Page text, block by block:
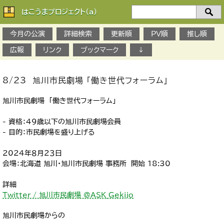
はこうまプロジェクト(a)
今月の公演
詳細検索 更新順 PV順 推し順
広報 リンク ブックマーク ↓
8/23 旭川市民劇場 「働き世代フォーラム」
旭川市民劇場 「働き世代フォーラム」
- 資格：４９歳以下の旭川市民劇場会員
- 目的：市民劇場を盛り上げる
2024年８月２３日
会場：北海道 旭川・旭川市民劇場 事務所 開始 18:30
詳細
Twitter / 旭川市民劇場 @ASK_Gekijo
旭川市民劇場からの